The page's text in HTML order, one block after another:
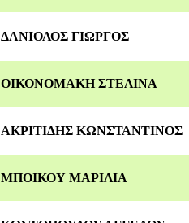
ΔΑΝΙΟΛΟΣ ΓΙΩΡΓΟΣ
ΟΙΚΟΝΟΜΑΚΗ ΣΤΕΛΙΝΑ
ΑΚΡΙΤΙΔΗΣ ΚΩΝΣΤΑΝΤΙΝΟΣ
ΜΠΟΙΚΟΥ ΜΑΡΙΛΙΑ